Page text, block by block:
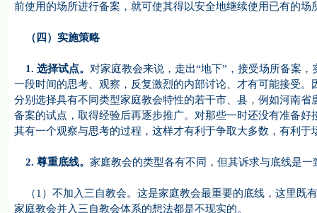
前使用的场所进行备案，就可使其得以安全地继续使用已有的
（四）实施策略
1. 选择试点。 对家庭教会来说，走出“地下”，接受场所备案
一段时间的思考、观察，反复激烈的内部讨论、才有可能接受
分别选择具有不同类型家庭教会特性的若干市、县，例如河南
备案的试点，取得经验后再逐步推广。对那些一时还没有准备
其有一个观察与思考的过程，这样才有利于争取大多数，有利于
2. 尊重底线。 家庭教会的类型各有不同，但其诉求与底线是一
（1）不加入三自教会。这是家庭教会最重要的底线，这里既
家庭教会并入三自教会体系的想法都是不现实的。